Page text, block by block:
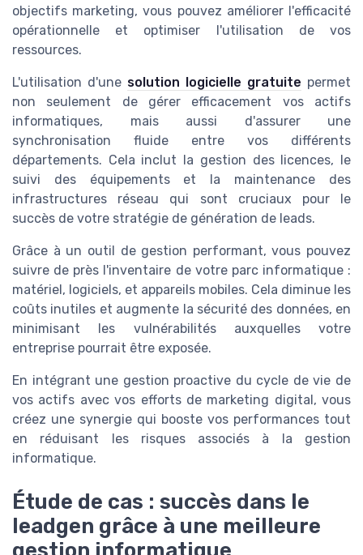
objectifs marketing, vous pouvez améliorer l'efficacité
opérationnelle et optimiser l'utilisation de vos
ressources.
L'utilisation d'une solution logicielle gratuite permet
non seulement de gérer efficacement vos actifs
informatiques, mais aussi d'assurer une
synchronisation fluide entre vos différents
départements. Cela inclut la gestion des licences, le
suivi des équipements et la maintenance des
infrastructures réseau qui sont cruciaux pour le
succès de votre stratégie de génération de leads.
Grâce à un outil de gestion performant, vous pouvez
suivre de près l'inventaire de votre parc informatique :
matériel, logiciels, et appareils mobiles. Cela diminue les
coûts inutiles et augmente la sécurité des données, en
minimisant les vulnérabilités auxquelles votre
entreprise pourrait être exposée.
En intégrant une gestion proactive du cycle de vie de
vos actifs avec vos efforts de marketing digital, vous
créez une synergie qui booste vos performances tout
en réduisant les risques associés à la gestion
informatique.
Étude de cas : succès dans le
leadgen grâce à une meilleure
gestion informatique